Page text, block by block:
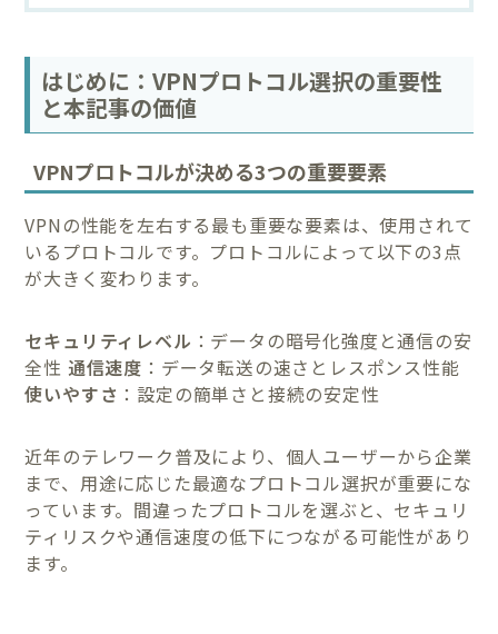
はじめに：VPNプロトコル選択の重要性
と本記事の価値
VPNプロトコルが決める3つの重要要素
VPNの性能を左右する最も重要な要素は、使用されて
いるプロトコルです。プロトコルによって以下の3点
が大きく変わります。
セキュリティレベル ：データの暗号化強度と通信の安
全性 通信速度 ：データ転送の速さとレスポンス性能
使いやすさ ：設定の簡単さと接続の安定性
近年のテレワーク普及により、個人ユーザーから企業
まで、用途に応じた最適なプロトコル選択が重要にな
っています。間違ったプロトコルを選ぶと、セキュリ
ティリスクや通信速度の低下につながる可能性があり
ます。